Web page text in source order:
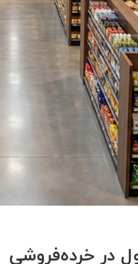
در خرده‌فروشی